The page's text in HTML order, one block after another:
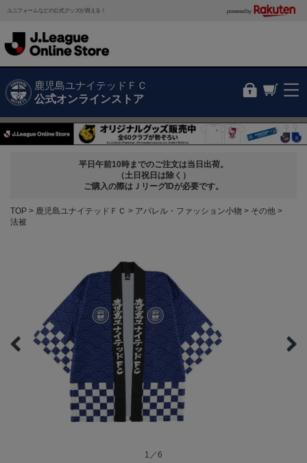
ユニフォームなどの公式グッズが買える！ powered by
鹿児島ユナイテッドＦＣ
公式オンラインストア
平日午前10時までのご注文は当日出荷。
（土日祝日は除く）
ご購入の際はＪリーグIDが必要です。
TOP 鹿児島ユナイテッドＦＣ アパレル・ファッション小物
その他
法被
1／6